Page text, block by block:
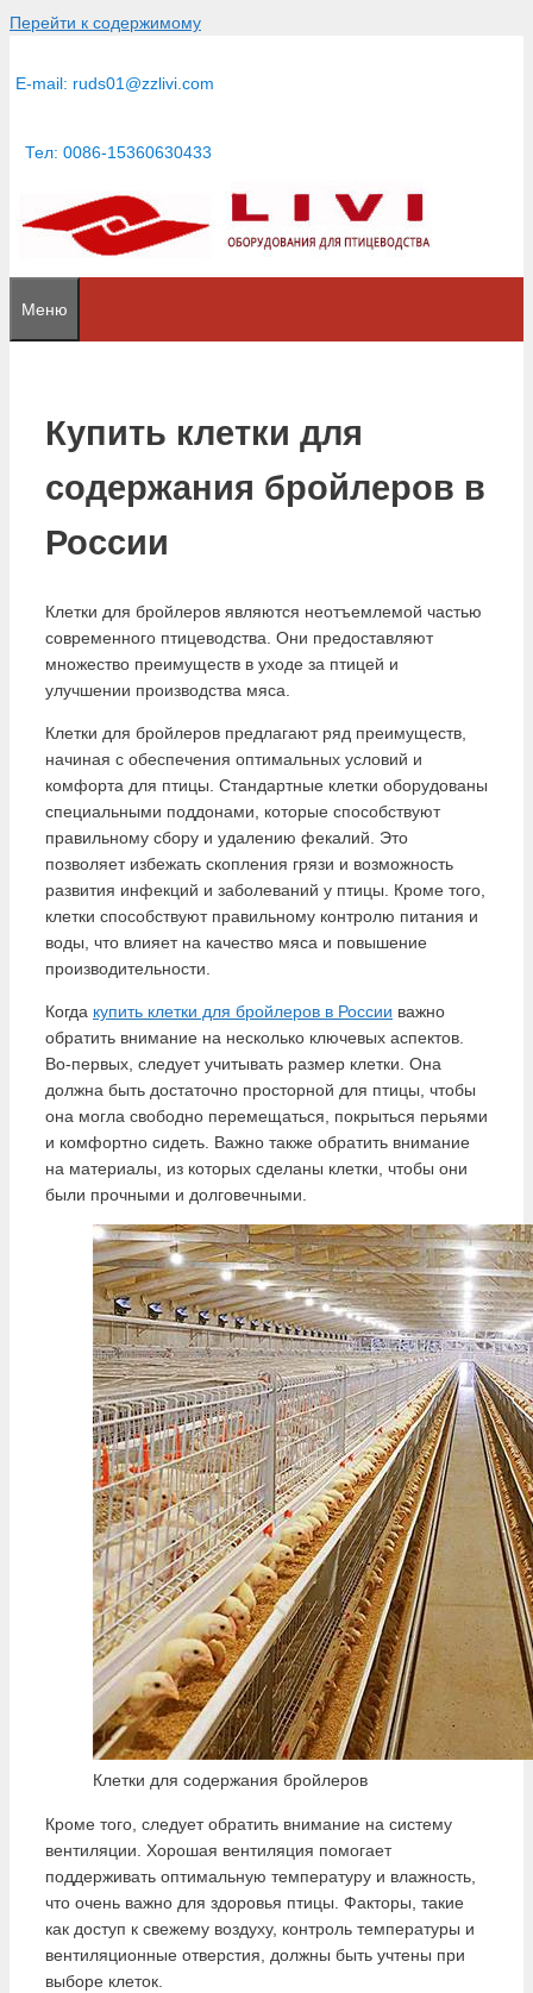
Перейти к содержимому
E-mail: ruds01@zzlivi.com
Тел: 0086-15360630433
Меню
Купить клетки для
содержания бройлеров в
России
Клетки для бройлеров являются неотъемлемой частью
современного птицеводства. Они предоставляют
множество преимуществ в уходе за птицей и
улучшении производства мяса.
Клетки для бройлеров предлагают ряд преимуществ,
начиная с обеспечения оптимальных условий и
комфорта для птицы. Стандартные клетки оборудованы
специальными поддонами, которые способствуют
правильному сбору и удалению фекалий. Это
позволяет избежать скопления грязи и возможность
развития инфекций и заболеваний у птицы. Кроме того,
клетки способствуют правильному контролю питания и
воды, что влияет на качество мяса и повышение
производительности.
Когда купить клетки для бройлеров в России важно
обратить внимание на несколько ключевых аспектов.
Во-первых, следует учитывать размер клетки. Она
должна быть достаточно просторной для птицы, чтобы
она могла свободно перемещаться, покрыться перьями
и комфортно сидеть. Важно также обратить внимание
на материалы, из которых сделаны клетки, чтобы они
были прочными и долговечными.
Клетки для содержания бройлеров
Кроме того, следует обратить внимание на систему
вентиляции. Хорошая вентиляция помогает
поддерживать оптимальную температуру и влажность,
что очень важно для здоровья птицы. Факторы, такие
как доступ к свежему воздуху, контроль температуры и
вентиляционные отверстия, должны быть учтены при
выборе клеток.